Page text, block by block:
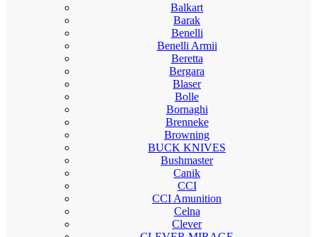
Balkart
Barak
Benelli
Benelli Armii
Beretta
Bergara
Blaser
Bolle
Bornaghi
Brenneke
Browning
BUCK KNIVES
Bushmaster
Canik
CCI
CCI Amunition
Celna
Clever